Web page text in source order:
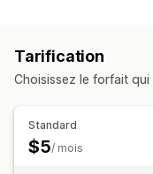
Tarification
Choisissez le forfait
Standard
$5/ mois